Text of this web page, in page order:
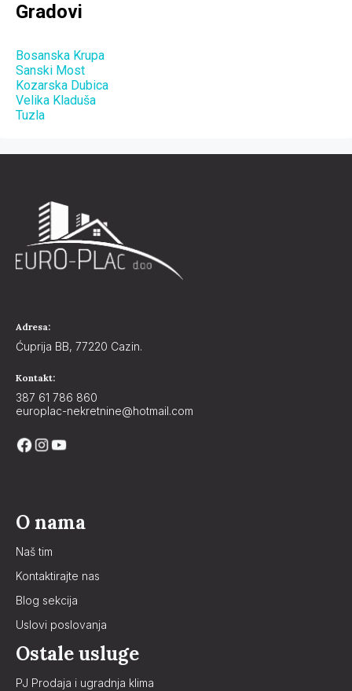
Gradovi
Bosanska Krupa
Sanski Most
Kozarska Dubica
Velika Kladuša
Tuzla
Adresa:
Ćuprija BB, 77220 Cazin.
Kontakt:
387 61 786 860
europlac-nekretnine@hotmail.com
O nama
Naš tim
Kontaktirajte nas
Blog sekcija
Uslovi poslovanja
Ostale usluge
PJ Prodaja i ugradnja klima